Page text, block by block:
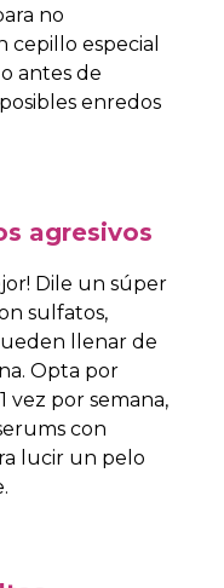
no
especial
antes de
enredos
agresivos
Dile un súper
sulfatos,
llenar de
Opta por
por semana,
con
lucir un pelo